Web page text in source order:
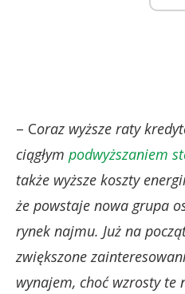
– Coraz wyższe raty
ciągłym podwyższaniem
także wyższe koszty
że powstaje nowa grupa
rynek najmu. Już na
zwiększone
wynajem, choć wzrosty te